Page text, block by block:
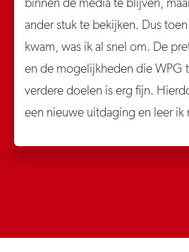
binnen de media te blijven,
ander stuk te bekijken. Dus
kwam, was ik al snel om. De
en de mogelijkheden die WPG
verdere doelen is erg fijn.
een nieuwe uitdaging en leer ik